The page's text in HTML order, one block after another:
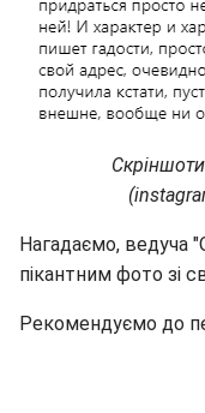
Скріншоти
Нагадаємо, ведуча
пікантним фото зі
Рекомендуємо до